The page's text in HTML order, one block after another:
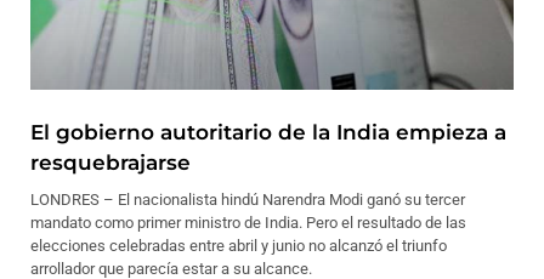
El gobierno autoritario de la India empieza a
resquebrajarse
LONDRES – El nacionalista hindú Narendra Modi ganó su tercer
mandato como primer ministro de India. Pero el resultado de las
elecciones celebradas entre abril y junio no alcanzó el triunfo
arrollador que parecía estar a su alcance.